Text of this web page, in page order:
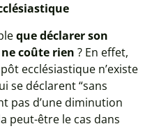
que déclarer son
coûte rien ? En effet,
ecclésiastique n’existe
se déclarent “sans
pas d’une diminution
peut-être le cas dans